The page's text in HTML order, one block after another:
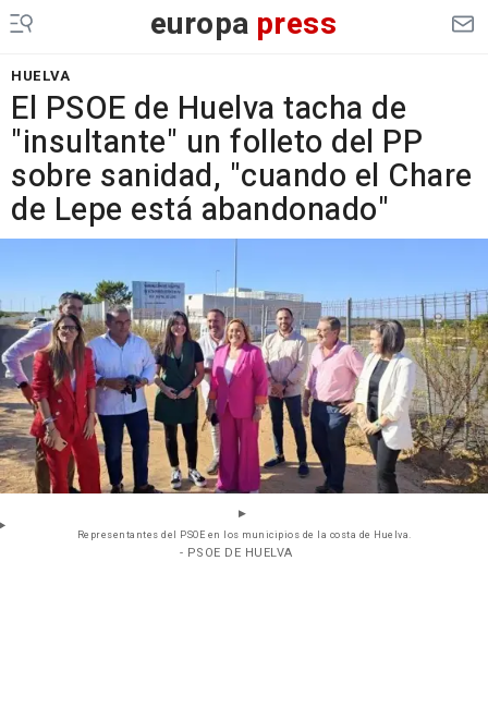
europa press
HUELVA
El PSOE de Huelva tacha de
"insultante" un folleto del PP
sobre sanidad, "cuando el Chare
de Lepe está abandonado"
Representantes del PSOE en los municipios de la costa de Huelva.
- PSOE DE HUELVA